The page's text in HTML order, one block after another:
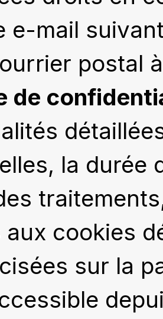
e-mail
postal
de
la durée
aux cookies
sur la